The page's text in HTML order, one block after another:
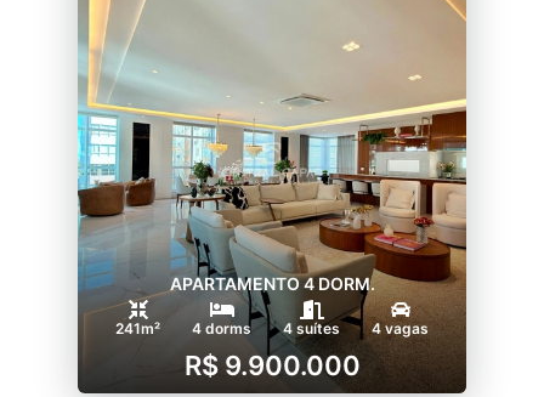
APARTAMENTO 4 DORM.
241m² 4 dorms 4 suítes 4 vagas
R$ 9.900.000